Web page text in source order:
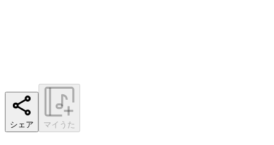
シェア マイうた